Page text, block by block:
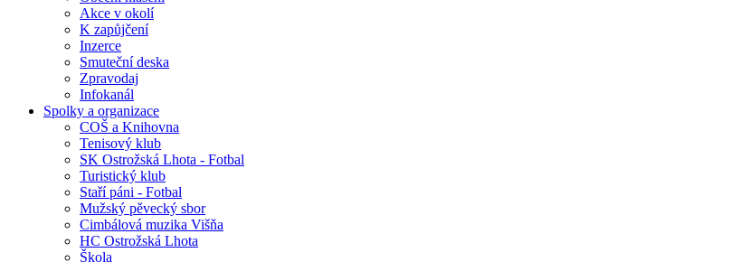
Akce v okolí
K zapůjčení
Inzerce
Smuteční deska
Zpravodaj
Infokanál
Spolky a organizace
COŠ a Knihovna
Tenisový klub
SK Ostrožská Lhota - Fotbal
Turistický klub
Staří páni - Fotbal
Mužský pěvecký sbor
Cimbálová muzika Višňa
HC Ostrožská Lhota
Škola